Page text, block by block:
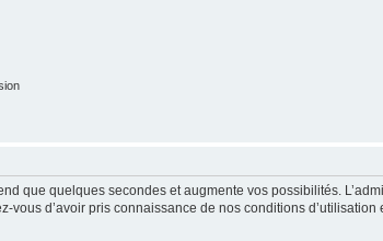
que quelques secondes et augmente vos possibilités.
d’avoir pris connaissance de nos conditions